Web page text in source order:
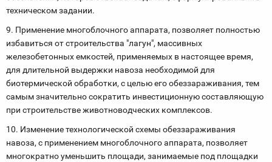
техническом задании.
9. Применение многоблочного аппарата, позволяет полностью
избавиться от строительства "лагун", массивных
железобетонных емкостей, применяемых в настоящее время,
для длительной выдержки навоза необходимой для
биотермической обработки, с целью его обеззараживания, тем
самым значительно сократить инвестиционную составляющую
при строительстве животноводческих комплексов.
10. Изменение технологической схемы обеззараживания
навоза, с применением многоблочного аппарата, позволяет
многократно уменьшить площади, занимаемые под площадки